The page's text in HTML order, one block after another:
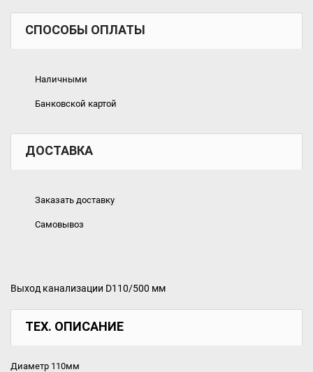
СПОСОБЫ ОПЛАТЫ
Наличными
Банковской картой
ДОСТАВКА
Заказать доставку
Самовывоз
Выход канализации D110/500 мм
ТЕХ. ОПИСАНИЕ
Диаметр 110мм